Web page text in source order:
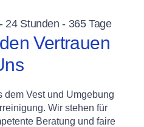
24 Stunden - 365 Tage
Vertrauen
Vest und Umgebung
Wir stehen für
Beratung und faire